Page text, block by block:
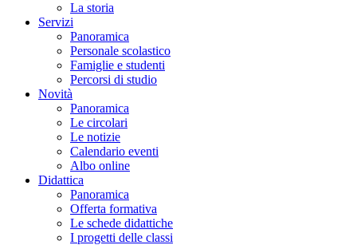
La storia
Servizi
Panoramica
Personale scolastico
Famiglie e studenti
Percorsi di studio
Novità
Panoramica
Le circolari
Le notizie
Calendario eventi
Albo online
Didattica
Panoramica
Offerta formativa
Le schede didattiche
I progetti delle classi